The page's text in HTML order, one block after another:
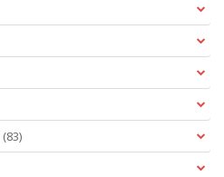
(83)